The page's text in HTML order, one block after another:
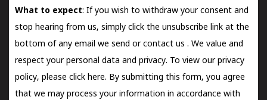
What to expect: If you wish to withdraw your consent and
stop hearing from us, simply click the unsubscribe link at the
bottom of any email we send orcontact us . We value and
respect your personal data and privacy. To view our privacy
policy, please click here. By submitting this form, you agree
that we may process your information in accordance with